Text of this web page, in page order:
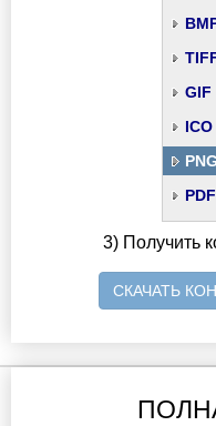
GIF
ICO
PNG
PDF
3) Получить
СКАЧАТЬ